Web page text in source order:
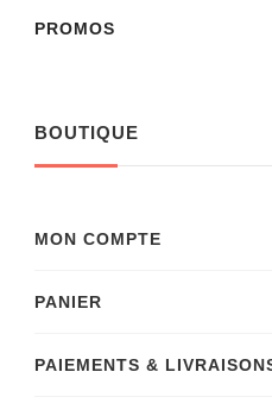
PROMOS
BOUTIQUE
MON COMPTE
PANIER
PAIEMENTS &